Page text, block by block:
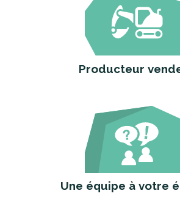
Producteur
Une équipe à votre